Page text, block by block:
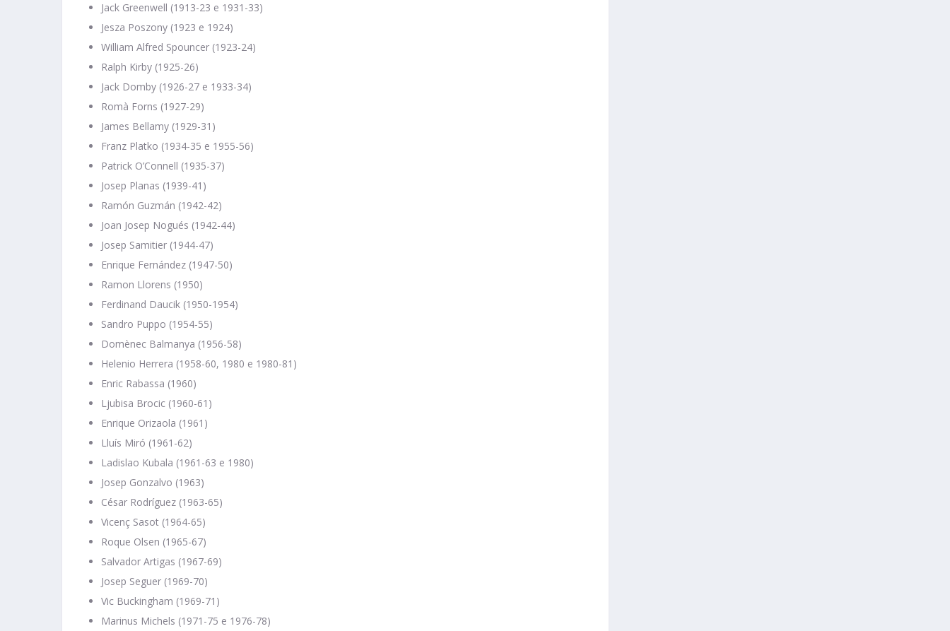
Jack Greenwell (1913-23 e 1931-33)
Jesza Poszony (1923 e 1924)
William Alfred Spouncer (1923-24)
Ralph Kirby (1925-26)
Jack Domby (1926-27 e 1933-34)
Romà Forns (1927-29)
James Bellamy (1929-31)
Franz Platko (1934-35 e 1955-56)
Patrick O’Connell (1935-37)
Josep Planas (1939-41)
Ramón Guzmán (1942-42)
Joan Josep Nogués (1942-44)
Josep Samitier (1944-47)
Enrique Fernández (1947-50)
Ramon Llorens (1950)
Ferdinand Daucik (1950-1954)
Sandro Puppo (1954-55)
Domènec Balmanya (1956-58)
Helenio Herrera (1958-60, 1980 e 1980-81)
Enric Rabassa (1960)
Ljubisa Brocic (1960-61)
Enrique Orizaola (1961)
Lluís Miró (1961-62)
Ladislao Kubala (1961-63 e 1980)
Josep Gonzalvo (1963)
César Rodríguez (1963-65)
Vicenç Sasot (1964-65)
Roque Olsen (1965-67)
Salvador Artigas (1967-69)
Josep Seguer (1969-70)
Vic Buckingham (1969-71)
Marinus Michels (1971-75 e 1976-78)